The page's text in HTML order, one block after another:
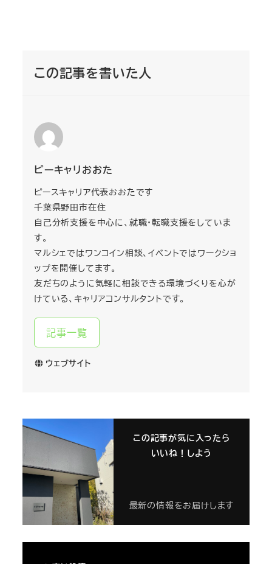
この記事を書いた人
ピーキャリおおた
ピースキャリア代表おおたです
千葉県野田市在住
自己分析支援を中心に、就職・転職支援をしていま
す。
マルシェではワンコイン相談、イベントではワークショ
ップを開催してます。
友だちのように気軽に相談できる環境づくりを心が
けている、キャリアコンサルタントです。
記事一覧
ウェブサイト
この記事が気に入ったら
いいね！しよう
最新の情報をお届けします